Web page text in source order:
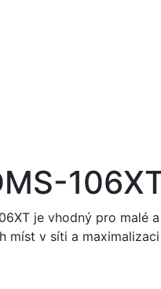
je vhodný pro
míst v síti a